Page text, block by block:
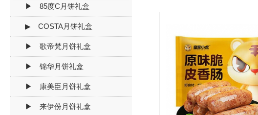
▶ 85度C月饼礼盒
▶ COSTA月饼礼盒
▶ 歌帝梵月饼礼盒
▶ 锦华月饼礼盒
▶ 康美臣月饼礼盒
▶ 来伊份月饼礼盒